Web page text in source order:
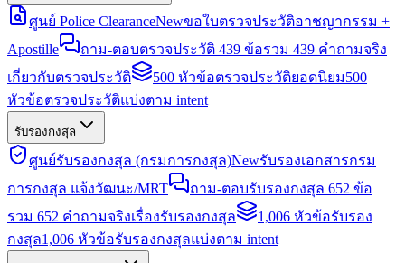
ศูนย์ Police ClearanceNewขอใบตรวจประวัติอาชญากรรม +
Apostille
ถาม-ตอบตรวจประวัติ 439 ข้อรวม 439 คำถามจริง
เกี่ยวกับตรวจประวัติ
500 หัวข้อตรวจประวัติยอดนิยม500
หัวข้อตรวจประวัติแบ่งตาม intent
รับรองกงสุล
ศูนย์รับรองกงสุล (กรมการกงสุล)Newรับรองเอกสารกรม
การกงสุล แจ้งวัฒนะ/MRT
ถาม-ตอบรับรองกงสุล 652 ข้อ
รวม 652 คำถามจริงเรื่องรับรองกงสุล
1,006 หัวข้อรับรอง
กงสุล1,006 หัวข้อรับรองกงสุลแบ่งตาม intent